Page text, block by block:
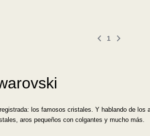
1
los famosos cristales. Y hablando de
aros pequeños con colgantes y mucho más.